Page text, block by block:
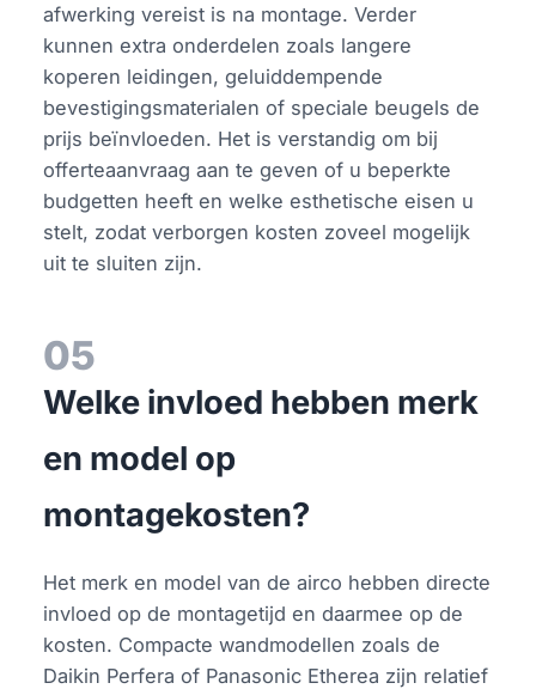
afwerking vereist is na montage. Verder
kunnen extra onderdelen zoals langere
koperen leidingen, geluiddempende
bevestigingsmaterialen of speciale beugels de
prijs beïnvloeden. Het is verstandig om bij
offerteaanvraag aan te geven of u beperkte
budgetten heeft en welke esthetische eisen u
stelt, zodat verborgen kosten zoveel mogelijk
uit te sluiten zijn.
05
Welke invloed hebben merk
en model op
montagekosten?
Het merk en model van de airco hebben directe
invloed op de montagetijd en daarmee op de
kosten. Compacte wandmodellen zoals de
Daikin Perfera of Panasonic Etherea zijn relatief